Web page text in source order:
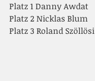
Platz 1 Danny Awdat
Platz 2 Nicklas Blum
Platz 3 Roland Szöllösi